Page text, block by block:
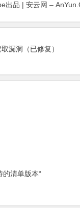
出品 | 安云网 –
漏洞（已修复）
清单版本“